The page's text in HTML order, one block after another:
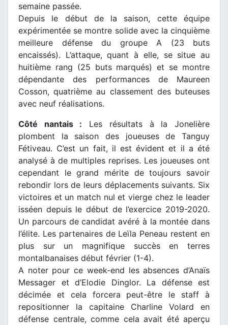
semaine passée.
Depuis le début de la saison, cette équipe
expérimentée se montre solide avec la cinquième
meilleure défense du groupe A (23 buts
encaissés). L’attaque, quant à elle, se situe au
huitième rang (25 buts marqués) et se montre
dépendante des performances de Maureen
Cosson, quatrième au classement des buteuses
avec neuf réalisations.
Côté nantais : Les résultats à la Jonelière
plombent la saison des joueuses de Tanguy
Fétiveau. C’est un fait, il est évident et il a été
analysé à de multiples reprises. Les joueuses ont
cependant le grand mérite de toujours savoir
rebondir lors de leurs déplacements suivants. Six
victoires et un match nul et vierge chez le leader
isséen depuis le début de l’exercice 2019-2020.
Un parcours de candidat avéré à la montée dans
l’élite. Les partenaires de Leïla Peneau restent en
plus sur un magnifique succès en terres
montalbanaises début février (1-4).
A noter pour ce week-end les absences d’Anaïs
Messager et d’Elodie Dinglor. La défense est
décimée et cela forcera peut-être le staff à
repositionner la capitaine Charline Volard en
défense centrale, comme cela avait été aperçu